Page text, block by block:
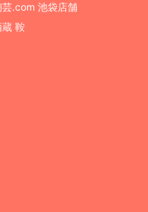
芸.com 池袋店舗
蔵 鞍